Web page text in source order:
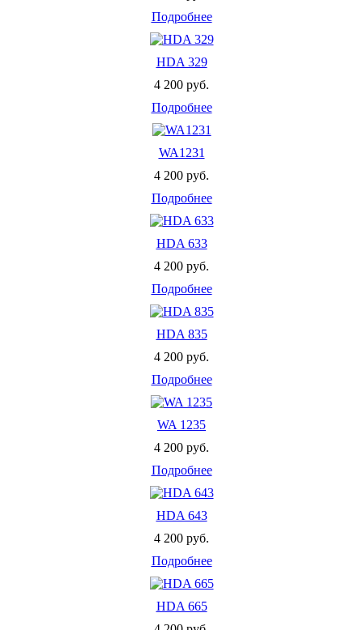
Подробнее
HDA 329
4 200 руб.
Подробнее
WA1231
4 200 руб.
Подробнее
HDA 633
4 200 руб.
Подробнее
HDA 835
4 200 руб.
Подробнее
WA 1235
4 200 руб.
Подробнее
HDA 643
4 200 руб.
Подробнее
HDA 665